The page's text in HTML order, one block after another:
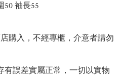
50 袖長55
購入，不經專櫃，介意者請勿
有誤差實屬正常，一切以實物